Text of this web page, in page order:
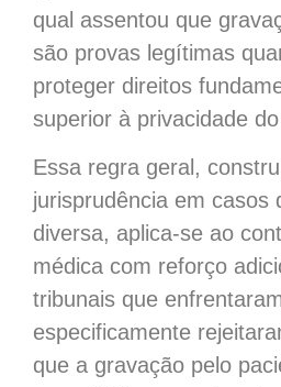
qual assentou que
são provas legítimas
proteger direitos
superior à privacidade
Essa regra geral,
jurisprudência em casos
diversa, aplica-se ao
médica com reforço
tribunais que
especificamente
que a gravação pelo